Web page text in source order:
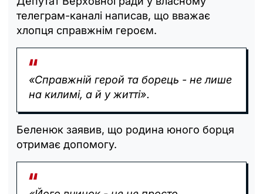
телеграм-каналі написав, що вважає
хлопця справжнім героєм.
«Справжній герой та борець - не лише
на килимі, а й у житті».
Беленюк заявив, що родина юного борця
отримає допомогу.